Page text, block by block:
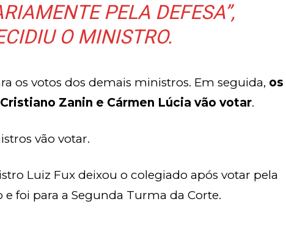
PELA DEFESA”,
O MINISTRO.
os votos dos demais ministros. Em seguida, os
Zanin e Cármen Lúcia vão votar.
vão votar.
Luiz Fux deixou o colegiado após votar pela
e foi para a Segunda Turma da Corte.